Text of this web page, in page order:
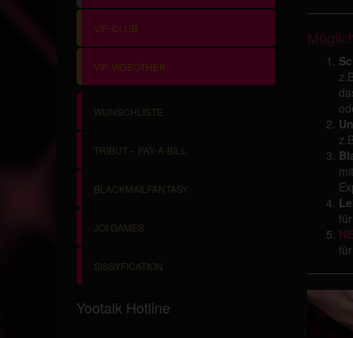
VIP-CLUB
VIP VIDEOTHEK
WUNSCHLISTE
TRIBUT – PAY-A-BILL
BLACKMAILFANTASY
JOI GAMES
SISSYFICATION
Yootalk Hotline